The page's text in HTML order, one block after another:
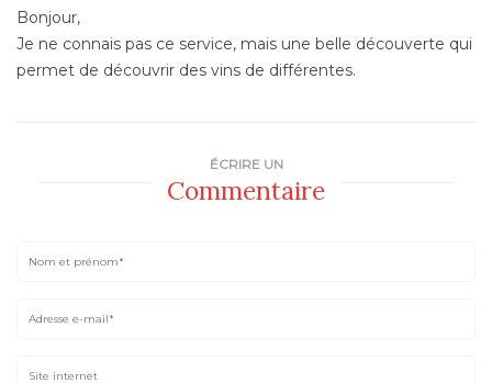
Bonjour,
Je ne connais pas ce service, mais une belle découverte qui
permet de découvrir des vins de différentes.
ÉCRIRE UN
Commentaire